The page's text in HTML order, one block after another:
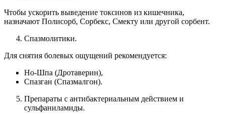
Чтобы ускорить выведение токсинов из кишечника,
назначают Полисорб, Сорбекс, Смекту или другой сорбент.
Спазмолитики.
Для снятия болевых ощущений рекомендуется:
Но-Шпа (Дротаверин),
Спазган (Спазмалгон).
Препараты с антибактериальным действием и
сульфаниламиды.